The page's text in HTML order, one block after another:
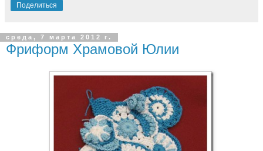
Поделиться
среда, 7 марта 2012 г.
Фриформ Храмовой Юлии